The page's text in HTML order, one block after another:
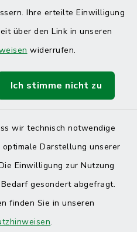
Ihre erteilte Einwilligung
über den Link in unseren
widerrufen.
Ich stimme nicht zu
wir technisch notwendige
optimale Darstellung unserer
Einwilligung zur Nutzung
gesondert abgefragt.
finden Sie in unseren
.